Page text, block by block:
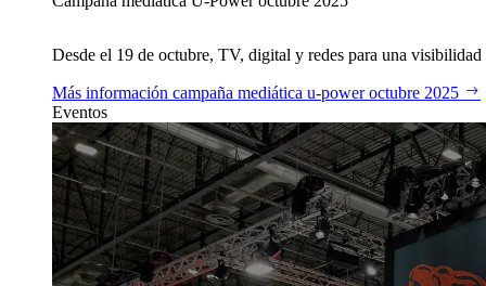
Desde el 19 de octubre, TV, digital y redes para una
Más información campaña mediática u‑power octubre 2025
Eventos